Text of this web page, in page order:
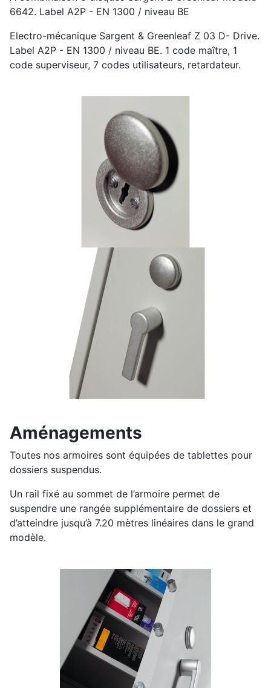
6642. Label A2P - EN 1300 / niveau BE
Electro-mécanique Sargent & Greenleaf Z 03 D- Drive.
Label A2P - EN 1300 / niveau BE. 1 code maître, 1
code superviseur, 7 codes utilisateurs, retardateur.
Aménagements
Toutes nos armoires sont équipées de tablettes pour
dossiers suspendus.
Un rail fixé au sommet de l’armoire permet de
suspendre une rangée supplémentaire de dossiers et
d’atteindre jusqu’à 7.20 mètres linéaires dans le grand
modèle.